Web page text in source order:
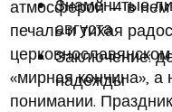
Знаменитые
августа
Заключение:
надежды
атмосферой — в нем
печаль и тихая
«мирная кончина», а
понимании.